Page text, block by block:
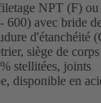
NPT (F) ou
600) avec bride
d'étanchéité
siège de
stellitées, joints
disponible en